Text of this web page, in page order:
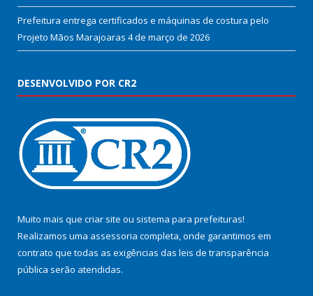
Prefeitura entrega certificados e máquinas de costura pelo
Projeto Mãos Marajoaras 4 de março de 2026
DESENVOLVIDO POR CR2
Muito mais que criar site ou sistema para prefeituras!
Realizamos uma assessoria completa, onde garantimos em
contrato que todas as exigências das leis de transparência
pública serão atendidas.